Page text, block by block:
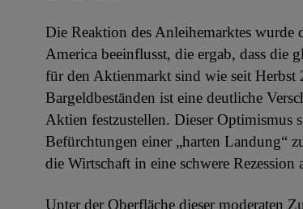
Die Reaktion des Anleihemarktes wurde
America beeinflusst, die ergab, dass die
für den Aktienmarkt sind wie seit Herbst
Bargeldbeständen ist eine deutliche
Aktien festzustellen. Dieser Optimismus
Befürchtungen einer „harten Landung“
die Wirtschaft in eine schwere Rezession
Unter der Oberfläche dieser moderaten